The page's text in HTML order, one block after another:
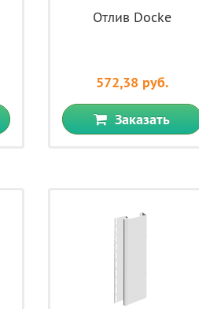
Отлив Docke
572,38 руб.
Заказать